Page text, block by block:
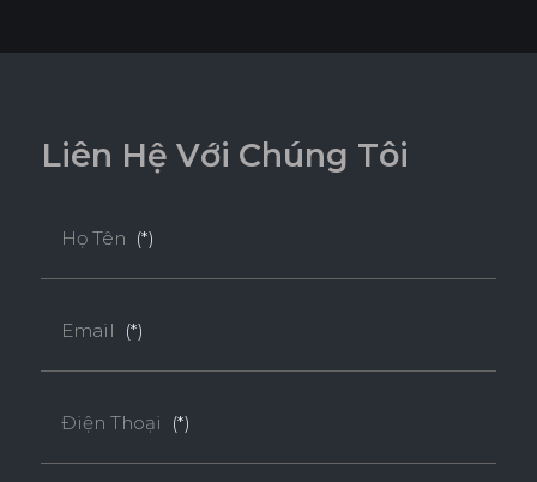
Ván Plywood Phủ Acrylic
Ván Plywood phủ Acrylic bề mặt bóng gương được sử
Tính năng
Liên Hệ Với Chúng Tôi
Họ Tên (*)
Email (*)
Điện Thoại (*)